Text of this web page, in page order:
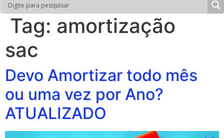
Tag: amortização
sac
Devo Amortizar todo mês
ou uma vez por Ano?
ATUALIZADO